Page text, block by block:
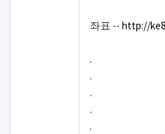
좌표 -- http://
.
.
.
.
.